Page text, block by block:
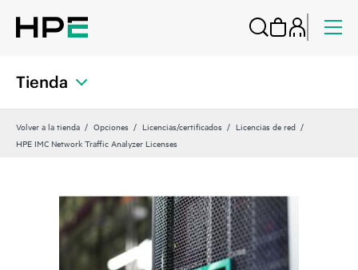
Tienda
Volver a la tienda Opciones Licencias/certificados
Licencias de red
HPE IMC Network Traffic Analyzer Licenses